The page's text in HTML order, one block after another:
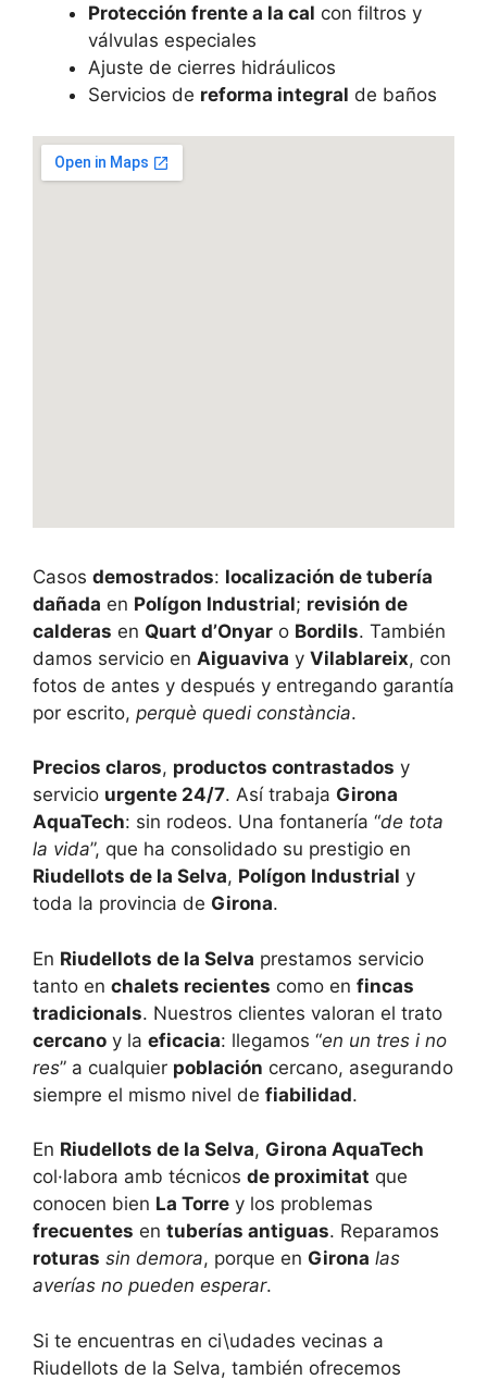
Protección frente a la cal con filtros y
válvulas especiales
Ajuste de cierres hidráulicos
Servicios de reforma integral de baños
Casos demostrados: localización de tubería
dañada en Polígon Industrial; revisión de
calderas en Quart d’Onyar o Bordils. También
damos servicio en Aiguaviva y Vilablareix, con
fotos de antes y después y entregando garantía
por escrito, perquè quedi constància.
Precios claros, productos contrastados y
servicio urgente 24/7. Así trabaja Girona
AquaTech: sin rodeos. Una fontanería “de tota
la vida”, que ha consolidado su prestigio en
Riudellots de la Selva, Polígon Industrial y
toda la provincia de Girona.
En Riudellots de la Selva prestamos servicio
tanto en chalets recientes como en fincas
tradicionals. Nuestros clientes valoran el trato
cercano y la eficacia: llegamos “en un tres i no
res” a cualquier población cercano, asegurando
siempre el mismo nivel de fiabilidad.
En Riudellots de la Selva, Girona AquaTech
col·labora amb técnicos de proximitat que
conocen bien La Torre y los problemas
frecuentes en tuberías antiguas. Reparamos
roturas sin demora, porque en Girona las
averías no pueden esperar.
Si te encuentras en ci\udades vecinas a
Riudellots de la Selva, también ofrecemos